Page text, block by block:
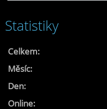
Statistiky
Online:
Celkem:
Měsíc:
Den: